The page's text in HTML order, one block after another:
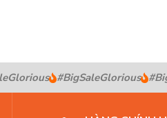
#BigSaleGlorious